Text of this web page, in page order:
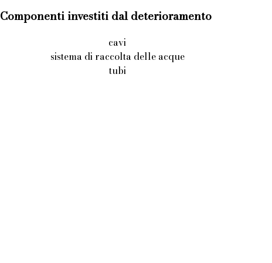
Componenti investiti dal deterioramento
cavi
sistema di raccolta delle acque
tubi